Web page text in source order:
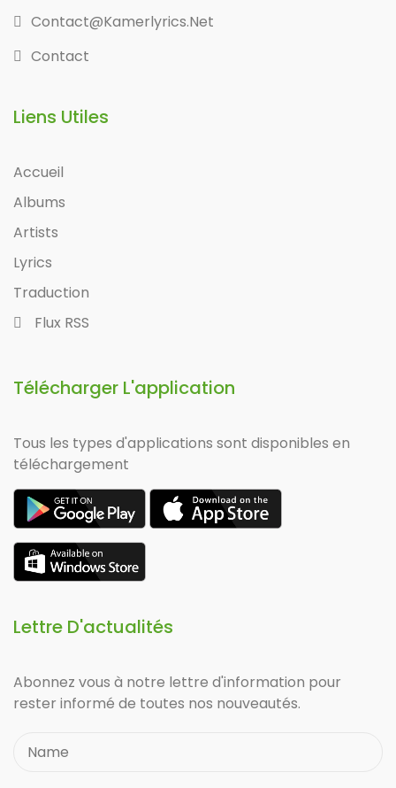
Contact@kamerlyrics.net
Contact
Liens Utiles
Accueil
Albums
Artists
Lyrics
Traduction
Flux RSS
Télécharger L'application
Tous les types d'applications sont disponibles en
téléchargement
Lettre D'actualités
Abonnez vous à notre lettre d'information pour
rester informé de toutes nos nouveautés.